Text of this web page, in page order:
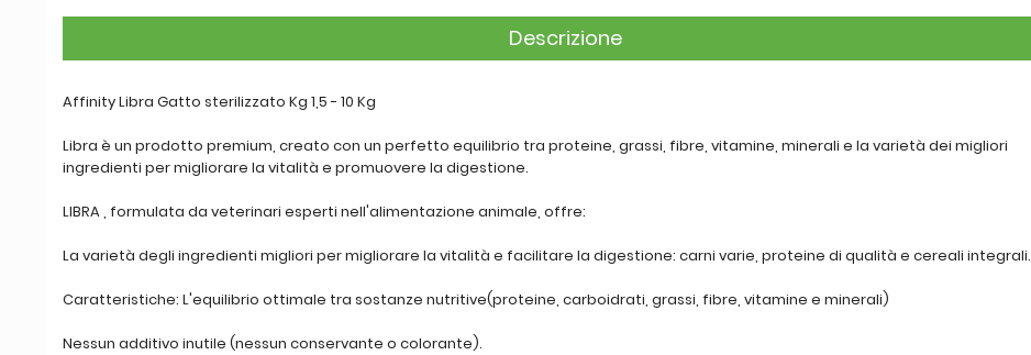
Descrizione
Affinity Libra Gatto sterilizzato Kg 1,5 - 10 Kg
Libra è un prodotto premium, creato con un perfetto equilibrio tra proteine, grassi, fibre, vitamine, minerali e la varietà dei migliori
ingredienti per migliorare la vitalità e promuovere la digestione.
LIBRA , formulata da veterinari esperti nell'alimentazione animale, offre:
La varietà degli ingredienti migliori per migliorare la vitalità e facilitare la digestione: carni varie, proteine di qualità e cereali integrali.
Caratteristiche: L'equilibrio ottimale tra sostanze nutritive(proteine, carboidrati, grassi, fibre, vitamine e minerali)
Nessun additivo inutile (nessun conservante o colorante).